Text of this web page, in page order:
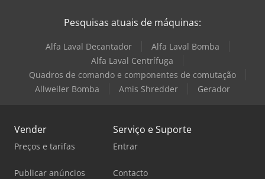
Pesquisas atuais de máquinas:
Alfa Laval Decantador
Alfa Laval Bomba
Alfa Laval Centrífuga
Quadros de comando e componentes de comutação
Allweiler Bomba
Amis Shredder Gerador
Vender
Preços e tarifas
Publicar anúncios
Serviço e Suporte
Entrar
Contacto